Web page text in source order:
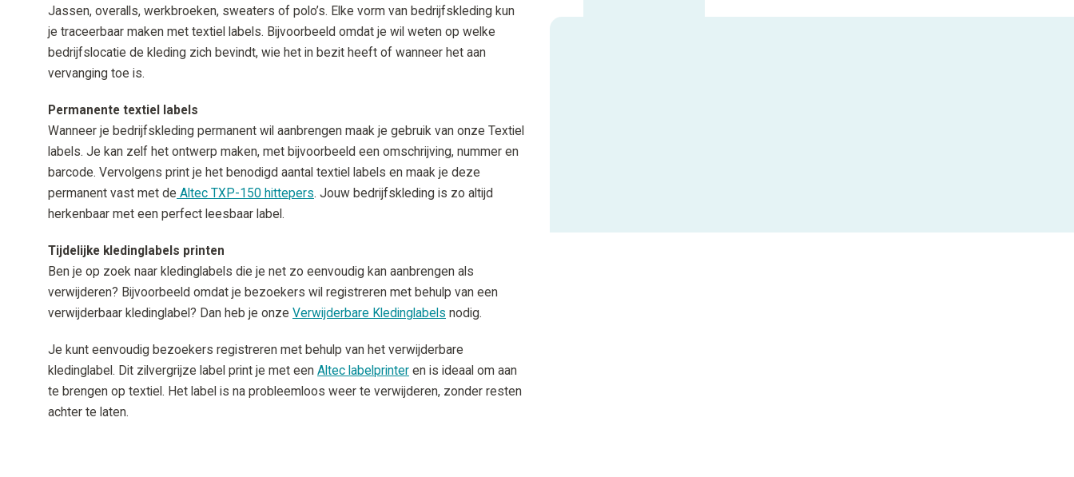
Jassen, overalls, werkbroeken, sweaters of polo’s. Elke vorm van bedrijfskleding kun
je traceerbaar maken met textiel labels. Bijvoorbeeld omdat je wil weten op welke
bedrijfslocatie de kleding zich bevindt, wie het in bezit heeft of wanneer het aan
vervanging toe is.
Permanente textiel labels
Wanneer je bedrijfskleding permanent wil aanbrengen maak je gebruik van onze Textiel
labels. Je kan zelf het ontwerp maken, met bijvoorbeeld een omschrijving, nummer en
barcode. Vervolgens print je het benodigd aantal textiel labels en maak je deze
permanent vast met de Altec TXP-150 hittepers. Jouw bedrijfskleding is zo altijd
herkenbaar met een perfect leesbaar label.
Tijdelijke kledinglabels printen
Ben je op zoek naar kledinglabels die je net zo eenvoudig kan aanbrengen als
verwijderen? Bijvoorbeeld omdat je bezoekers wil registreren met behulp van een
verwijderbaar kledinglabel? Dan heb je onze Verwijderbare Kledinglabels nodig.
Je kunt eenvoudig bezoekers registreren met behulp van het verwijderbare
kledinglabel. Dit zilvergrijze label print je met een Altec labelprinter en is ideaal om aan
te brengen op textiel. Het label is na probleemloos weer te verwijderen, zonder resten
achter te laten.